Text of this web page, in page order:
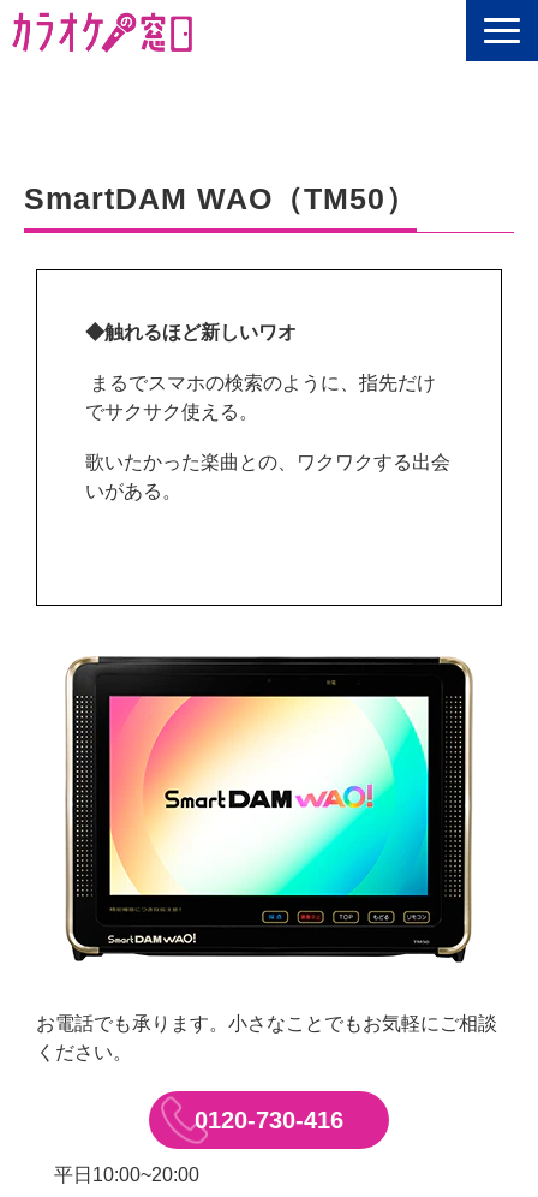
商品一覧
ご利用の流れ
Q&A
【無料】資料ダウンロード
SmartDAM WAO（TM50）
◆触れるほど新しいワオ
まるでスマホの検索のように、指先だけ
でサクサク使える。
歌いたかった楽曲との、ワクワクする出会
いがある。
お電話でも承ります。小さなことでもお気軽にご相談
ください。
0120-730-416
平日10:00~20:00